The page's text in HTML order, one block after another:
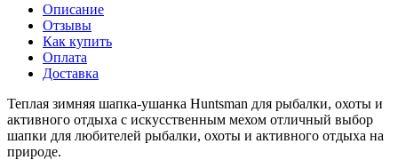
Описание
Отзывы
Как купить
Оплата
Доставка
Теплая зимняя шапка-ушанка Huntsman для рыбалки, охоты и
активного отдыха с искусственным мехом отличный выбор
шапки для любителей рыбалки, охоты и активного отдыха на
природе.